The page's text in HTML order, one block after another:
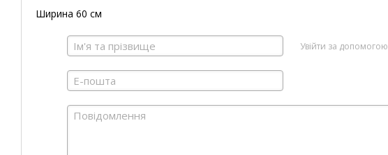
Ширина 60 см
Увійти за допомогою